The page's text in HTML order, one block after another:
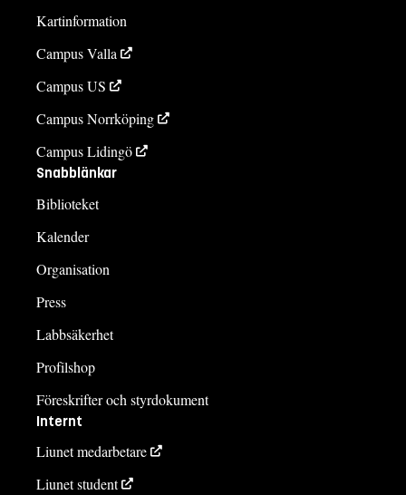
Kartinformation
Campus Valla
Campus US
Campus Norrköping
Campus Lidingö
Snabblänkar
Biblioteket
Kalender
Organisation
Press
Labbsäkerhet
Profilshop
Föreskrifter och styrdokument
Internt
Liunet medarbetare
Liunet student